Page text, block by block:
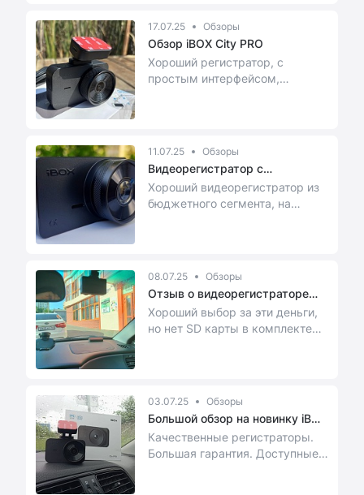
17.07.25 Обзоры
Обзор iBOX City PRO
Хороший регистратор, с
простым интерфейсом,
11.07.25 Обзоры
Видеорегистратор с
магнитным кр...
Хороший видеорегистратор из
бюджетного сегмента, на
08.07.25 Обзоры
Отзыв о видеорегистраторе
iBOX A...
Хороший выбор за эти деньги,
но нет SD карты в комплекте
03.07.25 Обзоры
Большой обзор на новинку iBOX
Ci...
Качественные регистраторы.
Большая гарантия. Доступные